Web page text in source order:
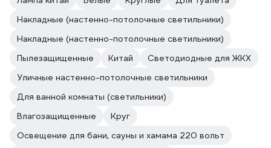
Накладные (настенно-потолочные светильники)
Накладные (настенно-потолочные светильники)
Пылезащищенные
Китай
Светодиодные для ЖКХ
Уличные настенно-потолочные светильники
Для ванной комнаты (светильники)
Влагозащищенные
Круг
Освещение для бани, сауны и хамама 220 вольт